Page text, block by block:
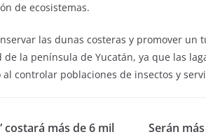
de ecosistemas.
las dunas costeras y promover un
la península de Yucatán, ya que las
controlar poblaciones de insectos y
costará más de 6 mil
Serán